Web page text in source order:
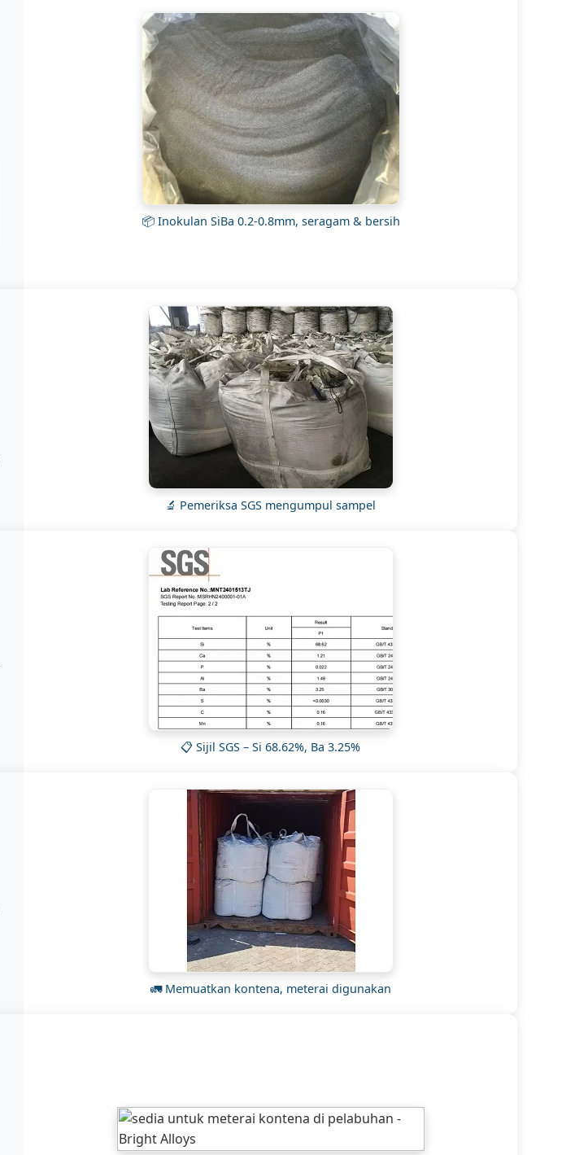
📦 Inokulan SiBa 0.2-0.8mm, seragam & bersih
🔬 Pemeriksa SGS mengumpul sampel
📋 Sijil SGS – Si 68.62%, Ba 3.25%
🚛 Memuatkan kontena, meterai digunakan